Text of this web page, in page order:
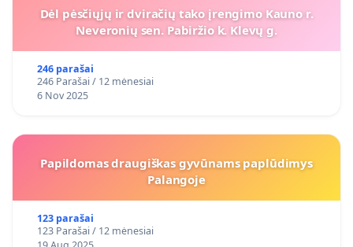
Dėl pėsčiųjų ir dviračių tako įrengimo Kauno r.
Neveronių sen. Pabiržio k. Klevų g.
246 parašai
246 Parašai / 12 mėnesiai
6 Nov 2025
Papildomas draugiškas gyvūnams paplūdimys
Palangoje
123 parašai
123 Parašai / 12 mėnesiai